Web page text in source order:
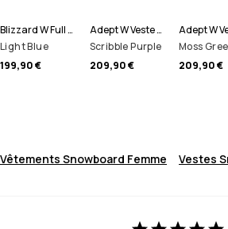
Blizzard W Full Zip Veste Snowboard Women
Light Blue
199,90 €
Adept W Veste Snowboard Women
Scribble Purple
209,90 €
Moss
209,90 €
Vêtements Snowboard Femme Vestes